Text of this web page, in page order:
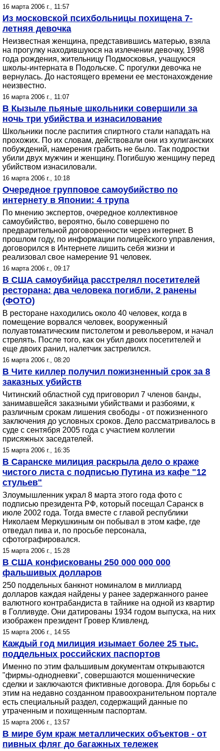
16 марта 2006 г., 11:57
Из московской психбольницы похищена 7-
летняя девочка
Неизвестная женщина, представившись матерью, взяла
на прогулку находившуюся на излечении девочку, 1998
года рождения, жительницу Подмосковья, учащуюся
школы-интерната в Подольске. С прогулки девочка не
вернулась. До настоящего времени ее местонахождение
неизвестно.
16 марта 2006 г., 11:07
В Кызыле пьяные школьники совершили за
ночь три убийства и изнасилование
Школьники после распития спиртного стали нападать на
прохожих. По их словам, действовали они из хулиганских
побуждений, намерения грабить не было. Так подростки
убили двух мужчин и женщину. Погибшую женщину перед
убийством изнасиловали.
16 марта 2006 г., 10:18
Очередное групповое самоубийство по
интернету в Японии: 4 трупа
По мнению экспертов, очередное коллективное
самоубийство, вероятно, было совершено по
предварительной договоренности через интернет. В
прошлом году, по информации полицейского управления,
договорился в Интернете лишить себя жизни и
реализовал свое намерение 91 человек.
16 марта 2006 г., 09:17
В США самоубийца расстрелял посетителей
ресторана: два человека погибли, 2 ранены
(ФОТО)
В ресторане находились около 40 человек, когда в
помещение ворвался человек, вооруженный
полуавтоматическим пистолетом и револьвером, и начал
стрелять. После того, как он убил двоих посетителей и
еще двоих ранил, налетчик застрелился.
16 марта 2006 г., 08:20
В Чите киллер получил пожизненный срок за 8
заказных убийств
Читинский областной суд приговорил 7 членов банды,
занимавшейся заказными убийствами и разбоями, к
различным срокам лишения свободы - от пожизненного
заключения до условных сроков. Дело рассматривалось в
суде с сентября 2005 года с участием коллегии
присяжных заседателей.
15 марта 2006 г., 16:35
В Саранске милиция раскрыла дело о краже
чистого листа с подписью Путина из кафе "12
стульев"
Злоумышленник украл 8 марта этого года фото с
подписью президента РФ, который посещал Саранск в
июле 2002 года. Тогда вместе с главой республики
Николаем Меркушкиным он побывал в этом кафе, где
отведал пива и, по просьбе персонала,
сфотографировался.
15 марта 2006 г., 15:28
В США конфискованы 250 000 000 000
фальшивых долларов
250 поддельных банкнот номиналом в миллиард
долларов каждая найдены у ранее задержанного ранее
валютного контрабандиста в тайнике на одной из квартир
в Голливуде. Они датированы 1934 годом выпуска, на них
изображен президент Гровер Кливленд.
15 марта 2006 г., 14:55
Каждый год милиция изымает более 25 тыс.
поддельных российских паспортов
Именно по этим фальшивым документам открываются
"фирмы-однодневки", совершаются мошеннические
сделки и заключаются фиктивные договора. Для борьбы с
этим на недавно созданном правоохранительном портале
есть специальный раздел, содержащий данные по
утраченным и похищенным паспортам.
15 марта 2006 г., 13:57
В мире бум краж металлических объектов - от
пивных фляг до багажных тележек